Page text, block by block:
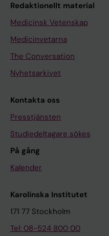
Redaktionellt material
Medicinsk Vetenskap
Medicinvetarna
The Conversation
Nyhetsarkivet
Kontakta oss
Presstjänsten
Studiedeltagare sökes
På gång
Kalender
Karolinska Institutet
171 77 Stockholm
Tel: 08-524 800 00